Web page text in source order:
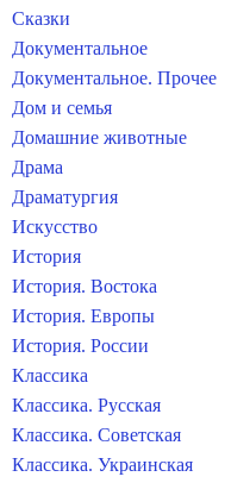
Сказки
Документальное
Документальное. Прочее
Дом и семья
Домашние животные
Драма
Драматургия
Искусство
История
История. Востока
История. Европы
История. России
Классика
Классика. Русская
Классика. Советская
Классика. Украинская